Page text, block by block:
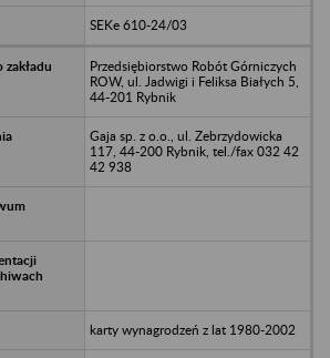
SEKe 610-24/03
Przedsiębiorstwo Robót Górniczych
ROW, ul. Jadwigi i Feliksa Białych 5,
44-201 Rybnik
Gaja sp. z o.o., ul. Zebrzydowicka
117, 44-200 Rybnik, tel./fax 032 42
42 938
karty wynagrodzeń z lat 1980-2002